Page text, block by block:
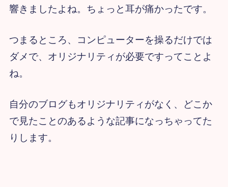
響きましたよね。ちょっと耳が痛かったです。
つまるところ、コンピューターを操るだけでは
ダメで、オリジナリティが必要ですってことよ
ね。
自分のブログもオリジナリティがなく、どこか
で見たことのあるような記事になっちゃってた
りします。